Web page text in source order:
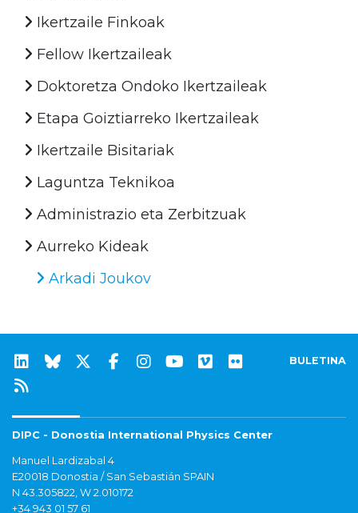
Ikertzaile Finkoak
Fellow Ikertzaileak
Doktoretza Ondoko Ikertzaileak
Etapa Goiztiarreko Ikertzaileak
Ikertzaile Bisitariak
Laguntza Teknikoa
Administrazio eta Zerbitzuak
Aurreko Kideak
Arkadi Joukov
BULETINA
DIPC - Donostia International Physics Center
Manuel Lardizabal 4
E20018 Donostia / San Sebastián SPAIN
N 43.305822, W 2.010172
+34 943 01 57 61